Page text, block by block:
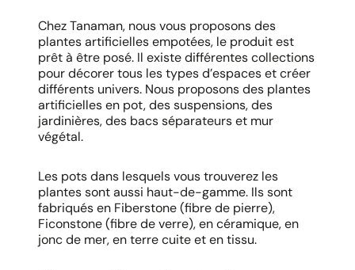
Chez Tanaman, nous vous proposons des
plantes artificielles empotées, le produit est
prêt à être posé. Il existe différentes collections
pour décorer tous les types d’espaces et créer
différents univers. Nous proposons des plantes
artificielles en pot, des suspensions, des
jardinières, des bacs séparateurs et mur
végétal.
Les pots dans lesquels vous trouverez les
plantes sont aussi haut-de-gamme. Ils sont
fabriqués en Fiberstone (fibre de pierre),
Ficonstone (fibre de verre), en céramique, en
jonc de mer, en terre cuite et en tissu.